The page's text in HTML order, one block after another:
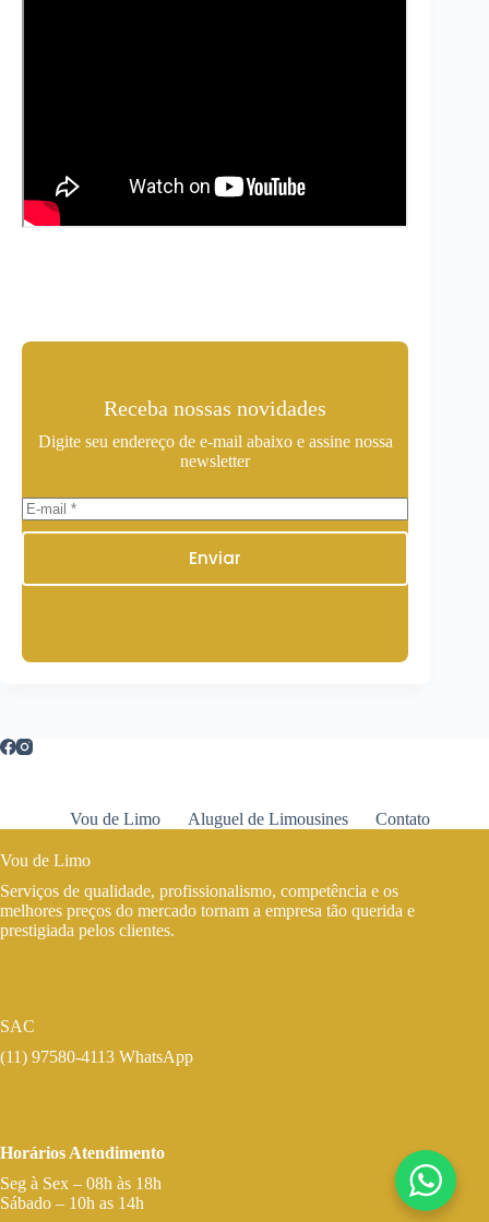
Receba nossas novidades
Digite seu endereço de e-mail abaixo e assine nossa
newsletter
Enviar
Vou de Limo Aluguel de Limousines Contato
Vou de Limo
Serviços de qualidade, profissionalismo, competência e os
melhores preços do mercado tornam a empresa tão querida e
prestigiada pelos clientes.
SAC
(11) 97580-4113 WhatsApp
Horários Atendimento
Seg à Sex – 08h às 18h
Sábado – 10h as 14h